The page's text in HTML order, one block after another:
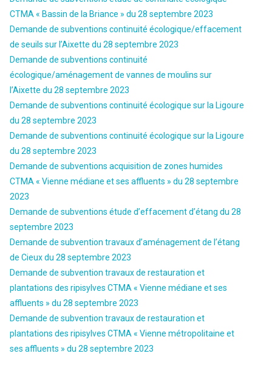
CTMA « Bassin de la Briance » du 28 septembre 2023
Demande de subventions continuité écologique/effacement
de seuils sur l’Aixette du 28 septembre 2023
Demande de subventions continuité
écologique/aménagement de vannes de moulins sur
l’Aixette du 28 septembre 2023
Demande de subventions continuité écologique sur la Ligoure
du 28 septembre 2023
Demande de subventions continuité écologique sur la Ligoure
du 28 septembre 2023
Demande de subventions acquisition de zones humides
CTMA « Vienne médiane et ses affluents » du 28 septembre
2023
Demande de subventions étude d’effacement d’étang du 28
septembre 2023
Demande de subvention travaux d’aménagement de l’étang
de Cieux du 28 septembre 2023
Demande de subvention travaux de restauration et
plantations des ripisylves CTMA « Vienne médiane et ses
affluents » du 28 septembre 2023
Demande de subvention travaux de restauration et
plantations des ripisylves CTMA « Vienne métropolitaine et
ses affluents » du 28 septembre 2023